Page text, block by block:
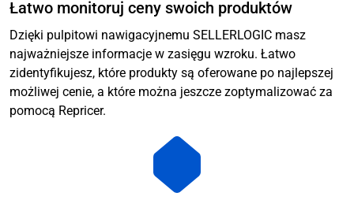
Łatwo monitoruj ceny swoich produktów
Dzięki pulpitowi nawigacyjnemu SELLERLOGIC masz
najważniejsze informacje w zasięgu wzroku. Łatwo
zidentyfikujesz, które produkty są oferowane po najlepszej
możliwej cenie, a które można jeszcze zoptymalizować za
pomocą Repricer.